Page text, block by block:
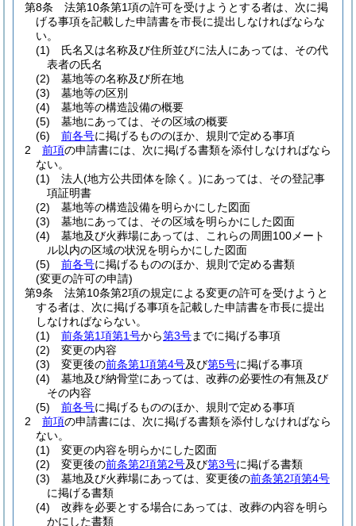
第8条
法第10条第1項の許可を受けようとする者は、次に掲
げる事項を記載した申請書を市長に提出しなければならな
い。
(1)
氏名又は名称及び住所並びに法人にあっては、その代
表者の氏名
(2)
墓地等の名称及び所在地
(3)
墓地等の区別
(4)
墓地等の構造設備の概要
(5)
墓地にあっては、その区域の概要
(6)
前各号に掲げるもののほか、規則で定める事項
2
前項の申請書には、次に掲げる書類を添付しなければなら
ない。
(1)
法人(地方公共団体を除く。)にあっては、その登記事
項証明書
(2)
墓地等の構造設備を明らかにした図面
(3)
墓地にあっては、その区域を明らかにした図面
(4)
墓地及び火葬場にあっては、これらの周囲100メート
ル以内の区域の状況を明らかにした図面
(5)
前各号に掲げるもののほか、規則で定める書類
(変更の許可の申請)
第9条
法第10条第2項の規定による変更の許可を受けようと
する者は、次に掲げる事項を記載した申請書を市長に提出
しなければならない。
(1)
前条第1項第1号から第3号までに掲げる事項
(2)
変更の内容
(3)
変更後の前条第1項第4号及び第5号に掲げる事項
(4)
墓地及び納骨堂にあっては、改葬の必要性の有無及び
その内容
(5)
前各号に掲げるもののほか、規則で定める事項
2
前項の申請書には、次に掲げる書類を添付しなければなら
ない。
(1)
変更の内容を明らかにした図面
(2)
変更後の前条第2項第2号及び第3号に掲げる書類
(3)
墓地及び火葬場にあっては、変更後の前条第2項第4号
に掲げる書類
(4)
改葬を必要とする場合にあっては、改葬の内容を明ら
かにした書類